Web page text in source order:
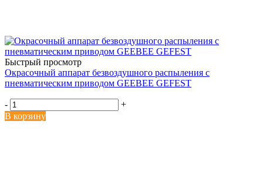
Быстрый просмотр
Окрасочный аппарат безвоздушного распыления с
пневматическим приводом GEEBEE GEFEST
-
+
В корзину